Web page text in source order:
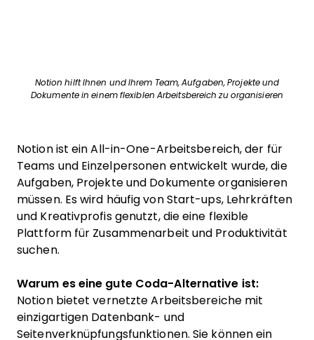
Notion hilft Ihnen und Ihrem Team, Aufgaben, Projekte und
Dokumente in einem flexiblen Arbeitsbereich zu organisieren
Notion ist ein All-in-One-Arbeitsbereich, der für
Teams und Einzelpersonen entwickelt wurde, die
Aufgaben, Projekte und Dokumente organisieren
müssen. Es wird häufig von Start-ups, Lehrkräften
und Kreativprofis genutzt, die eine flexible
Plattform für Zusammenarbeit und Produktivität
suchen.
Warum es eine gute Coda-Alternative ist:
Notion bietet vernetzte Arbeitsbereiche mit
einzigartigen Datenbank- und
Seitenverknüpfungsfunktionen. Sie können ein